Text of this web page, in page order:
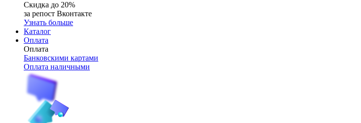
Скидка до 20%
за репост Вконтакте
Узнать больше
Каталог
Оплата
Оплата
Банковскими картами
Оплата наличными